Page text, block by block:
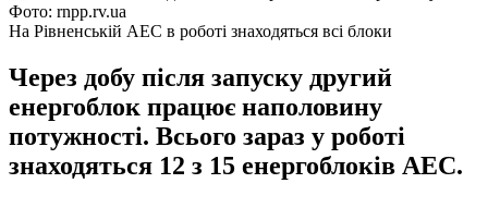
Фото: rnpp.rv.ua
На Рівненській АЕС в роботі знаходяться всі блоки
Через добу після запуску другий
енергоблок працює наполовину
потужності. Всього зараз у роботі
знаходяться 12 з 15 енергоблоків АЕС.